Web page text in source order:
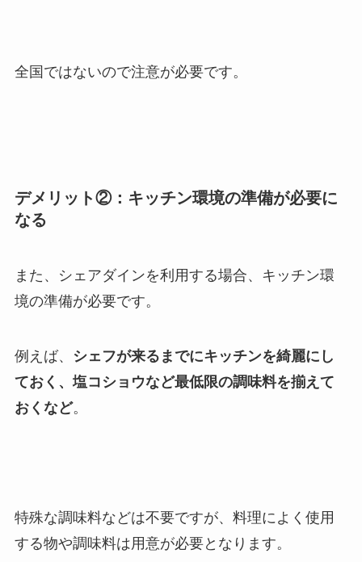
全国ではないので注意が必要です。
デメリット②：キッチン環境の準備が必要に
なる
また、シェアダインを利用する場合、キッチン環
境の準備が必要です。
例えば、
シェフが来るまでにキッチンを綺麗にし
ておく、塩コショウなど最低限の調味料を揃えて
おくなど。
特殊な調味料などは不要ですが、料理によく使用
する物や調味料は用意が必要となります。